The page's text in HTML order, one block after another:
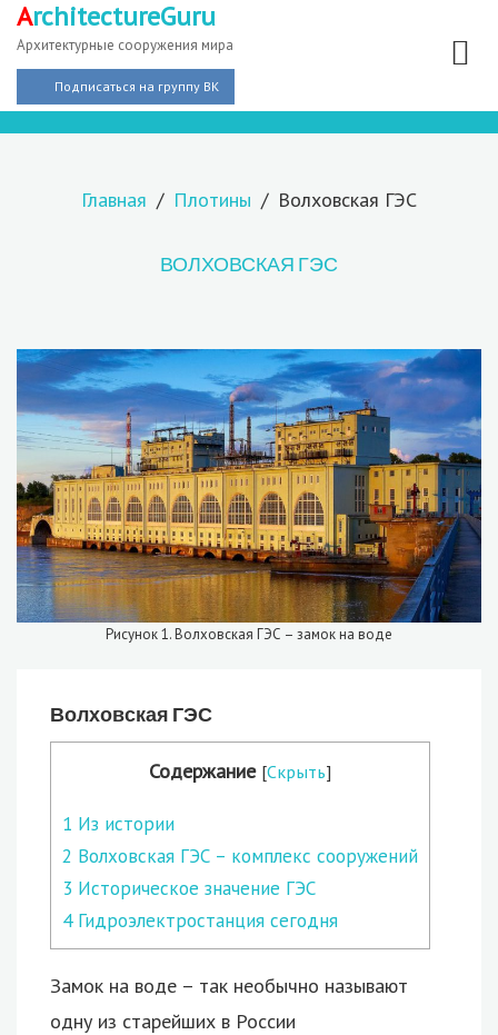
ArchitectureGuru
Архитектурные сооружения мира
Подписаться на группу ВК
Главная Плотины Волховская ГЭС
ВОЛХОВСКАЯ ГЭС
Рисунок 1. Волховская ГЭС – замок на воде
Волховская ГЭС
Содержание [Скрыть]
1 Из истории
2 Волховская ГЭС – комплекс сооружений
3 Историческое значение ГЭС
4Гидроэлектростанция сегодня
Замок на воде – так необычно называют
одну из старейших в России